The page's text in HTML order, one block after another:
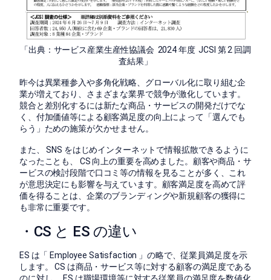
「出典：サービス産業生産性協議会 2024 年度 JCSI 第 2 回調
査結果」
昨今は異業種参入や多角化戦略、グローバル化に取り組む企
業が増えており、さまざまな業界で競争が激化しています。
競合と差別化するには新たな商品・サービスの開発だけでな
く、付加価値等による顧客満足度の向上によって「選んでも
らう」ための施策が欠かせません。
また、 SNS をはじめインターネットで情報拡散できるように
なったことも、 CS 向上の重要を高めました。顧客や商品・サ
ービスの検討段階で口コミ等の情報を見ることが多く、これ
が意思決定にも影響を与えています。顧客満足度を高めて評
価を得ることは、企業のブランディングや新規顧客の獲得に
も非常に重要です。
・CS と ES の違い
ES は「 Employee Satisfaction 」の略で、従業員満足度を示
します。 CS は商品・サービス等に対する顧客の満足度である
のに対し、 ES は職場環境等に対する従業員の満足度を数値化